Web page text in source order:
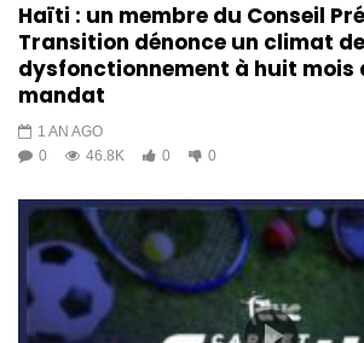
Haïti : un membre du Conseil
Transition dénonce un climat de
dysfonctionnement à huit mois
mandat
1 AN AGO
0
46.8K 0 0